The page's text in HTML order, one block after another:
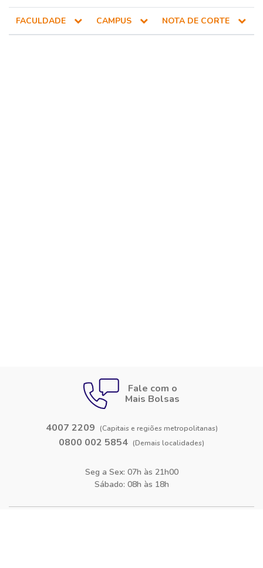
FACULDADE CAMPUS NOTA DE CORTE
Fale com o
Mais Bolsas
4007 2209 (Capitais e regiões metropolitanas)
0800 002 5854 (Demais localidades)
Seg a Sex: 07h às 21h00
Sábado: 08h às 18h